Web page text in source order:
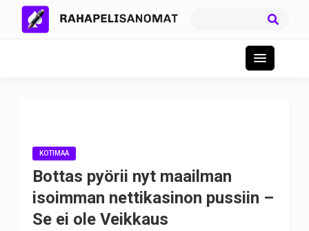
KOTIMAA
Bottas pyörii nyt maailman
isoimman nettikasinon pussiin –
Se ei ole Veikkaus